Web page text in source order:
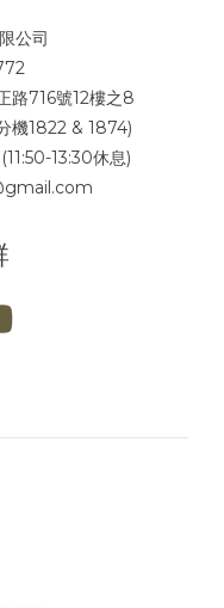
公司
路716號12樓之8
機1822 & 1874)
13:30休息)